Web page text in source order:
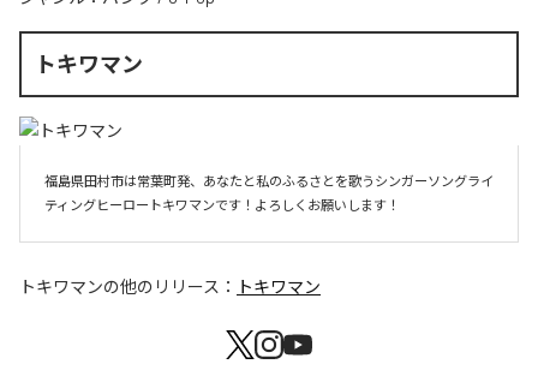
トキワマン
福島県田村市は常葉町発、あなたと私のふるさとを歌うシンガーソングライ
ティングヒーロートキワマンです！よろしくお願いします！
トキワマンの他のリリース： トキワマン